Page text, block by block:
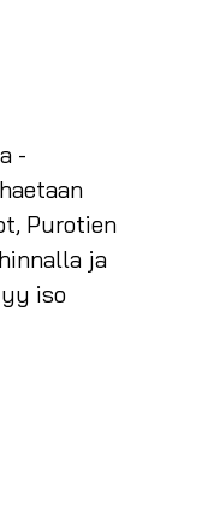
-
Purotien
ja
iso